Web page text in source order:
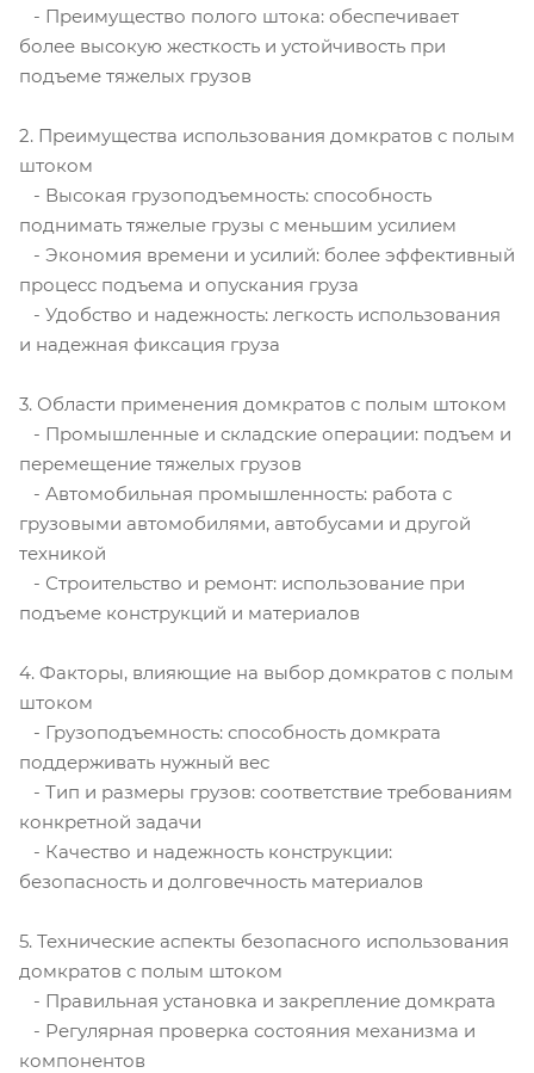
- Преимущество полого штока: обеспечивает
более высокую жесткость и устойчивость при
подъеме тяжелых грузов
2. Преимущества использования домкратов с полым
штоком
- Высокая грузоподъемность: способность
поднимать тяжелые грузы с меньшим усилием
- Экономия времени и усилий: более эффективный
процесс подъема и опускания груза
- Удобство и надежность: легкость использования
и надежная фиксация груза
3. Области применения домкратов с полым штоком
- Промышленные и складские операции: подъем и
перемещение тяжелых грузов
- Автомобильная промышленность: работа с
грузовыми автомобилями, автобусами и другой
техникой
- Строительство и ремонт: использование при
подъеме конструкций и материалов
4. Факторы, влияющие на выбор домкратов с полым
штоком
- Грузоподъемность: способность домкрата
поддерживать нужный вес
- Тип и размеры грузов: соответствие требованиям
конкретной задачи
- Качество и надежность конструкции:
безопасность и долговечность материалов
5. Технические аспекты безопасного использования
домкратов с полым штоком
- Правильная установка и закрепление домкрата
- Регулярная проверка состояния механизма и
компонентов